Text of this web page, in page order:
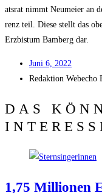
ats­rat nimmt Neu­mei­er an
renz teil. Die­se stellt das
Erz­bis­tum Bam­berg dar.
Juni 6, 2022
Redak­ti­on Web­echo
DAS
1,75 Mil­lio­nen